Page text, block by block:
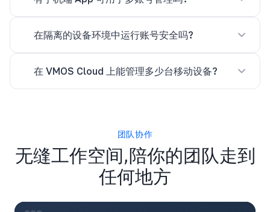
在隔离的设备环境中运行账号安全吗?
在 VMOS Cloud 上能管理多少台移动设备?
团队协作
无缝工作空间,陪你的团队走到
任何地方